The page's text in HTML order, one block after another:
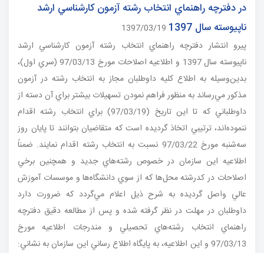
در دفترچه راهنماي انتخاب رشته آزمون كارشناسي ارشد
ناپيوسته سال 1397
پيرو انتشار دفترچه راهنماي انتخاب رشته آزمون كارشناسي ارشد
ناپيوسته سال 1397 و اطلاعيه اصلاحات مورخ 97/03/13 (سري اول)،
بدين‌وسيله به اطلاع كليه داوطلبان مجاز به انتخاب رشته در آزمون
مذكور مي‌رساند به منظور فراهم نمودن تسهيلات بيشتر براي آن دسته از
داوطلباني كه تا اين تاريخ (97/03/19) براي انتخاب رشته اقدام
ننموده‌اند، ترتيبي اتخاذ گرديده است كه متقاضيان بتوانند تا پايان روز
سه‌شنبه مورخ 97/03/22 نسبت به انتخاب رشته اقدام نمايند.
ضمناً
اطلاعيه اين سازمان در خصوص رشته‌هاي جديد و همچنين برخي
اصلاحات در كدرشته‌ محل‌ها كه از سوي دانشگاه‌ها و موسسات آموزش
عالي واصل گرديده به شرح ذيل اعلام مي‌گردد كه ضرورت دارد
داوطلبان در مهلت در نظر گرفته شده و پس از مطالعه دقيق دفترچه
راهنماي انتخاب رشته‌هاي تحصيلي و مندرجات اطلاعيه مورخ
97/03/13 و اين اطلاعيه، به پايگاه اطلاع رساني اين سازمان به نشاني: